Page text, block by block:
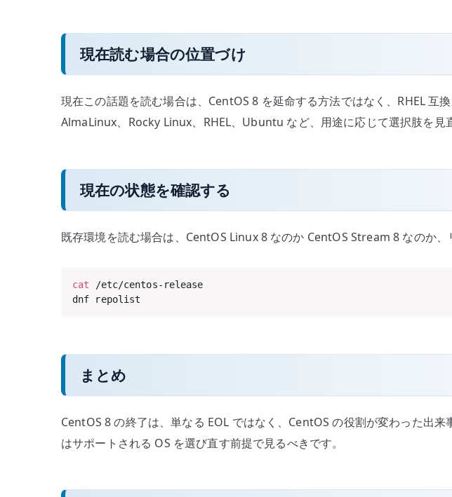
現在読む場合の位置づけ
現在この話題を読む場合は、CentOS 8 を延命する方法ではなく、RHEL 互
AlmaLinux、Rocky Linux、RHEL、Ubuntu など、用途に応じて選択肢を見
現在の状態を確認する
既存環境を読む場合は、CentOS Linux 8 なのか CentOS Stream 8 なのか、
cat /etc/centos-release
dnf repolist
まとめ
CentOS 8 の終了は、単なる EOL ではなく、CentOS の役割が変わった出
はサポートされる OS を選び直す前提で見るべきです。